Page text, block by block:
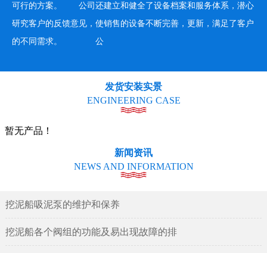
可行的方案。 公司还建立和健全了设备档案和服务体系，潜心
研究客户的反馈意见，使销售的设备不断完善，更新，满足了客户
的不同需求。 公
发货安装实景
ENGINEERING CASE
暂无产品！
新闻资讯
NEWS AND INFORMATION
挖泥船吸泥泵的维护和保养
挖泥船各个阀组的功能及易出现故障的排